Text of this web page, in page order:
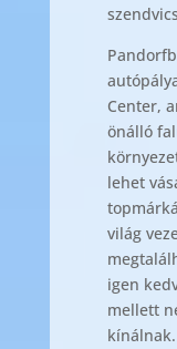
Center,
önálló
lehet
világ
igen
mellett